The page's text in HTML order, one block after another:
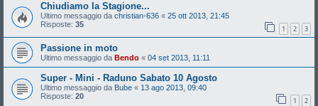
Chiudiamo la Stagione...
Ultimo messaggio da christian-636 « 25 ott 2013, 21:45
Risposte: 35 1 2 3
Passione in moto
Ultimo messaggio da Bendo « 04 set 2013, 11:11
Super - Mini - Raduno Sabato 10 Agosto
Ultimo messaggio da Bube « 13 ago 2013, 09:40
Risposte: 20 1 2